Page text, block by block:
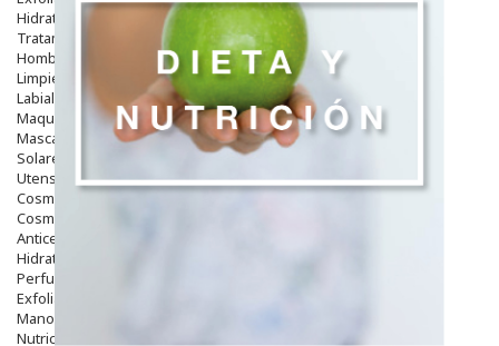
Hidratantes
Tratamientos De Noche
Hombre
Limpieza
Labiales
Maquillajes Y Color
Mascarillas
Solares
Utensilios
Cosmética Capilar
Cosmética Corporal
Anticelulíticos
Hidratantes Corporales
Perfumes Y Colonias
Exfoliantes Corporales
Manos Y Uñas
Nutricosmética